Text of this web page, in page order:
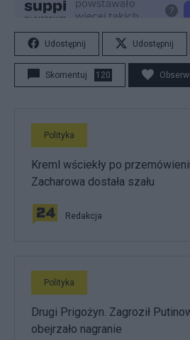
Udostępnij Udostępnij
Skomentuj 120
Polityka
Kreml wściekły po
Zacharowa dostała szału
Redakcja
Polityka
Drugi Prigożyn. Zagroził
obejrzało nagranie